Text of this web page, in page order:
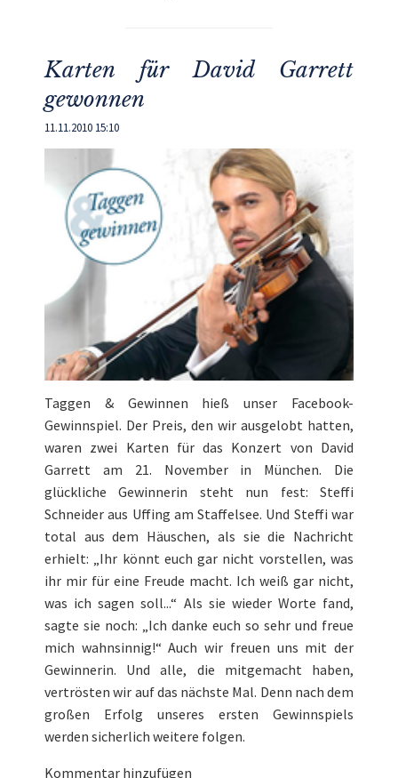
Karten für David Garrett
gewonnen
11.11.2010 15:10
Taggen & Gewinnen hieß unser Facebook-
Gewinnspiel. Der Preis, den wir ausgelobt hatten,
waren zwei Karten für das Konzert von David
Garrett am 21. November in München. Die
glückliche Gewinnerin steht nun fest: Steffi
Schneider aus Uffing am Staffelsee. Und Steffi war
total aus dem Häuschen, als sie die Nachricht
erhielt: „Ihr könnt euch gar nicht vorstellen, was
ihr mir für eine Freude macht. Ich weiß gar nicht,
was ich sagen soll...“ Als sie wieder Worte fand,
sagte sie noch: „Ich danke euch so sehr und freue
mich wahnsinnig!“ Auch wir freuen uns mit der
Gewinnerin. Und alle, die mitgemacht haben,
vertrösten wir auf das nächste Mal. Denn nach dem
großen Erfolg unseres ersten Gewinnspiels
werden sicherlich weitere folgen.
Kommentar hinzufügen